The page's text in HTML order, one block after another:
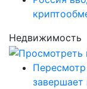
Недвижимость
завершает